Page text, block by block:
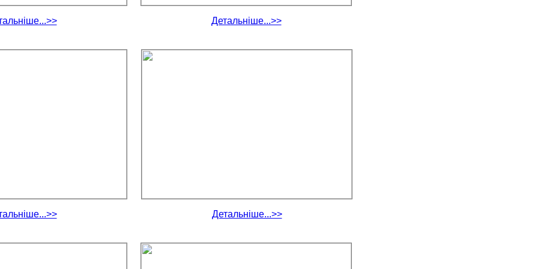
Детальніше...>>
Детальніше...>>